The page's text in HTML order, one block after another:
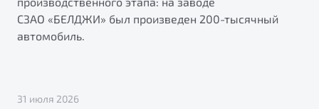
СЗАО «БЕЛДЖИ» был произведен 200-тысячный
автомобиль.
31 июля 2026